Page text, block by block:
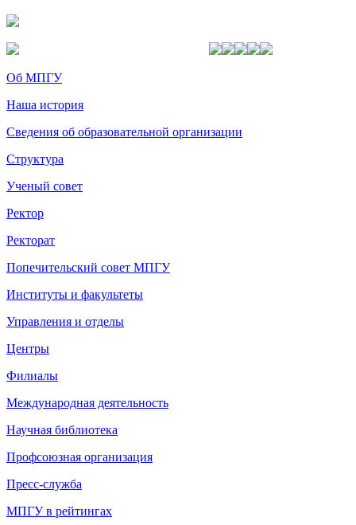
Об МПГУ
Наша история
Сведения об образовательной организации
Структура
Ученый совет
Ректор
Ректорат
Попечительский совет МПГУ
Институты и факультеты
Управления и отделы
Центры
Филиалы
Международная деятельность
Научная библиотека
Профсоюзная организация
Пресс-служба
МПГУ в рейтингах